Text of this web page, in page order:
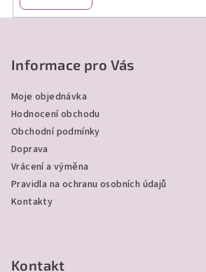
v
Informace pro Vás
Moje objednávka
Hodnocení obchodu
Obchodní podmínky
Doprava
Vrácení a výměna
Pravidla na ochranu osobních údajů
Kontakty
Kontakt